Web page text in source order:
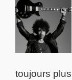
toujours